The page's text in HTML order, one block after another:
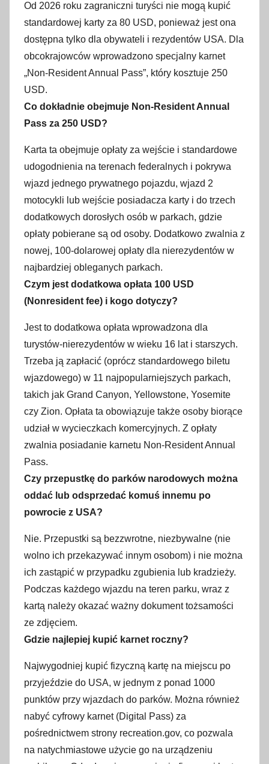
Od 2026 roku zagraniczni turyści nie mogą kupić
standardowej karty za 80 USD, ponieważ jest ona
dostępna tylko dla obywateli i rezydentów USA. Dla
obcokrajowców wprowadzono specjalny karnet
„Non-Resident Annual Pass”, który kosztuje 250
USD.
Co dokładnie obejmuje Non-Resident Annual
Pass za 250 USD?
Karta ta obejmuje opłaty za wejście i standardowe
udogodnienia na terenach federalnych i pokrywa
wjazd jednego prywatnego pojazdu, wjazd 2
motocykli lub wejście posiadacza karty i do trzech
dodatkowych dorosłych osób w parkach, gdzie
opłaty pobierane są od osoby. Dodatkowo zwalnia z
nowej, 100-dolarowej opłaty dla nierezydentów w
najbardziej obleganych parkach.
Czym jest dodatkowa opłata 100 USD
(Nonresident fee) i kogo dotyczy?
Jest to dodatkowa opłata wprowadzona dla
turystów-nierezydentów w wieku 16 lat i starszych.
Trzeba ją zapłacić (oprócz standardowego biletu
wjazdowego) w 11 najpopularniejszych parkach,
takich jak Grand Canyon, Yellowstone, Yosemite
czy Zion. Opłata ta obowiązuje także osoby biorące
udział w wycieczkach komercyjnych. Z opłaty
zwalnia posiadanie karnetu Non-Resident Annual
Pass.
Czy przepustkę do parków narodowych można
oddać lub odsprzedać komuś innemu po
powrocie z USA?
Nie. Przepustki są bezzwrotne, niezbywalne (nie
wolno ich przekazywać innym osobom) i nie można
ich zastąpić w przypadku zgubienia lub kradzieży.
Podczas każdego wjazdu na teren parku, wraz z
kartą należy okazać ważny dokument tożsamości
ze zdjęciem.
Gdzie najlepiej kupić karnet roczny?
Najwygodniej kupić fizyczną kartę na miejscu po
przyjeździe do USA, w jednym z ponad 1000
punktów przy wjazdach do parków. Można również
nabyć cyfrowy karnet (Digital Pass) za
pośrednictwem strony recreation.gov, co pozwala
na natychmiastowe użycie go na urządzeniu